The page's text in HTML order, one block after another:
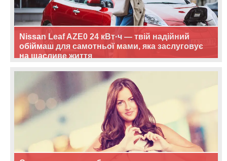
Nissan Leaf AZE0 24 кВт·ч — твій надійний
обіймаш для самотньої мами, яка заслуговує
на щасливе життя